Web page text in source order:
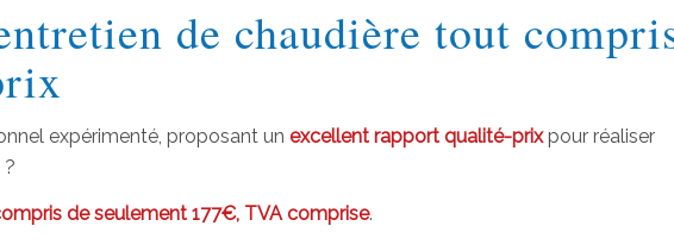
de chaudière tout
expérimenté, proposant un excellent rapport qualité-prixpour réaliser
?
de seulement 177€, TVA comprise.